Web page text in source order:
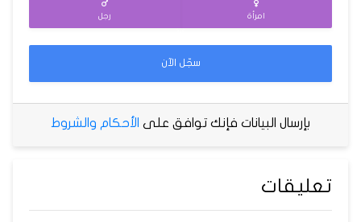
امرأة رجل
سجّل الآن
بإرسال البيانات فإنك توافق على الأحكام والشروط
تعليقات